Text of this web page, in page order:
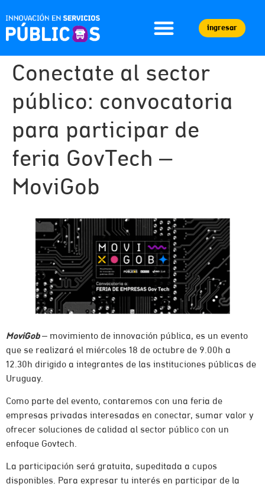
ingresar
Conectate al sector
público: convocatoria
para participar de
feria GovTech –
MoviGob
MoviGob– movimiento de innovación pública, es un evento
que se realizará el miércoles 18 de octubre de 9.00h a
12.30h dirigido a integrantes de las instituciones públicas de
Uruguay.
Como parte del evento, contaremos con una feria de
empresas privadas interesadas en conectar, sumar valor y
ofrecer soluciones de calidad al sector público con un
enfoque Govtech.
La participación será gratuita, supeditada a cupos
disponibles. Para expresar tu interés en participar de la